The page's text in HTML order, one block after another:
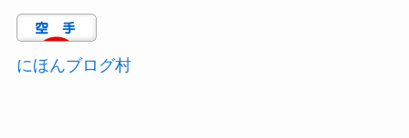
にほんブログ村